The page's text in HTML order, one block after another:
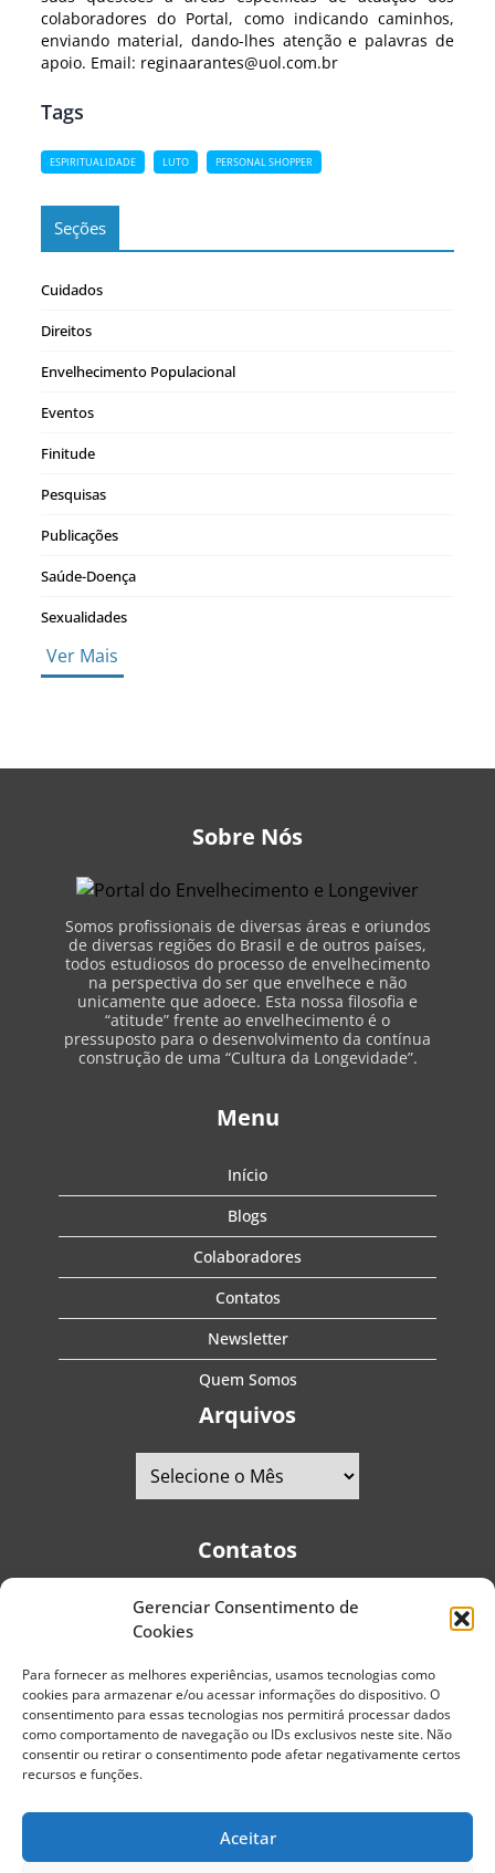
Gerenciar Consentimento de
Cookies
Para fornecer as melhores experiências, usamos tecnologias como
cookies para armazenar e/ou acessar informações do dispositivo. O
consentimento para essas tecnologias nos permitirá processar dados
como comportamento de navegação ou IDs exclusivos neste site. Não
consentir ou retirar o consentimento pode afetar negativamente certos
recursos e funções.
Aceitar
colaboradores do Portal, como indicando caminhos,
enviando material, dando-lhes atenção e palavras de
apoio. Email: reginaarantes@uol.com.br
Tags
ESPIRITUALIDADE LUTO PERSONAL SHOPPER
Seções
Cuidados
Direitos
Envelhecimento Populacional
Eventos
Finitude
Pesquisas
Publicações
Saúde-Doença
Sexualidades
Ver Mais
Sobre Nós
Somos profissionais de diversas áreas e oriundos
de diversas regiões do Brasil e de outros países,
todos estudiosos do processo de envelhecimento
na perspectiva do ser que envelhece e não
unicamente que adoece. Esta nossa filosofia e
“atitude” frente ao envelhecimento é o
pressuposto para o desenvolvimento da contínua
construção de uma “Cultura da Longevidade”.
Menu
Início
Blogs
Colaboradores
Contatos
Newsletter
Quem Somos
Arquivos
Contatos
Telefones:+55 (11) 2579-9697|+55 (11) 5587-4334
Guarani - CEP: 04310-060 - São Paulo | Brasil
E-mail:contato@portaldoenvelhecimento.com.br
Website:portaldoenvelhecimento.com.br